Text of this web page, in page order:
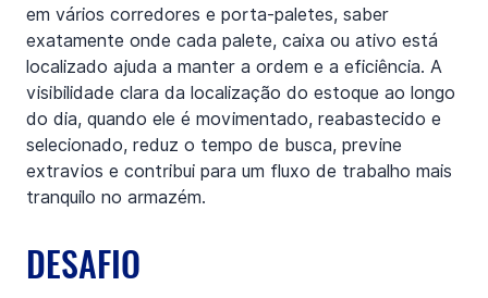
em vários corredores e porta-paletes, saber
exatamente onde cada palete, caixa ou ativo está
localizado ajuda a manter a ordem e a eficiência. A
visibilidade clara da localização do estoque ao longo
do dia, quando ele é movimentado, reabastecido e
selecionado, reduz o tempo de busca, previne
extravios e contribui para um fluxo de trabalho mais
tranquilo no armazém.
DESAFIO